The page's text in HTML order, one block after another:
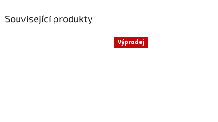
Související produkty
Výprodej